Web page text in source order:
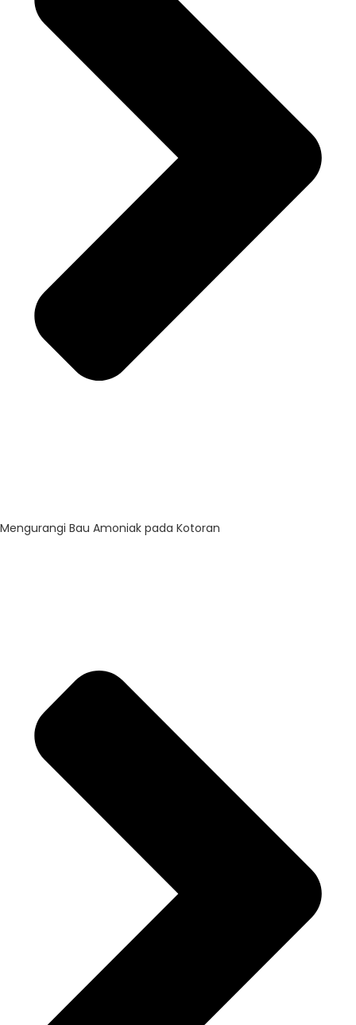
Mengurangi Bau Amoniak pada Kotoran